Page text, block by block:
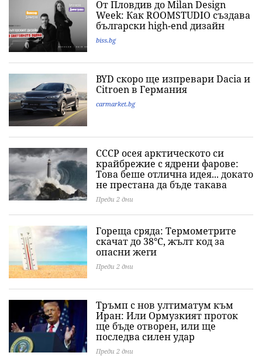
От Пловдив до Milan Design
Week: Как ROOMSTUDIO създава
български high-end дизайн
biss.bg
BYD скоро ще изпревари Dacia и
Citroеn в Германия
carmarket.bg
СССР осея арктическото си
крайбрежие с ядрени фарове:
Това беше отлична идея... докато
не престана да бъде такава
Преди 2 дни
Гореща сряда: Термометрите
скачат до 38°C, жълт код за
опасни жеги
Преди 2 дни
Тръмп с нов ултиматум към
Иран: Или Ормузкият проток
ще бъде отворен, или ще
последва силен удар
Преди 2 дни